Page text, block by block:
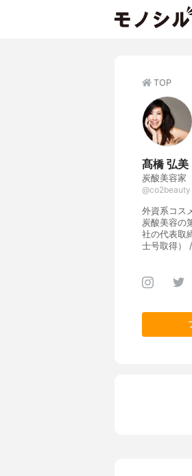
TOP
髙橋 弘美
炭酸美容家
@co2beauty
外資系コス
炭酸美容の
社の代表取
士号取得）